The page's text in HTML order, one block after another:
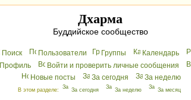
Дхарма
Буддийское сообщество
Поиск Пользователи Группы Календарь
Профиль
Войти и проверить личные сообщения
Новые посты
За сегодня За неделю
В этом разделе: За сегодня За неделю За месяц